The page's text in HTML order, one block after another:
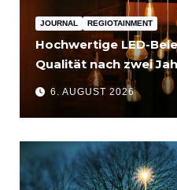
JOURNAL REGIOTAINMENT
Hochwertige LED-
Qualität nach zwei
6. AUGUST 2026